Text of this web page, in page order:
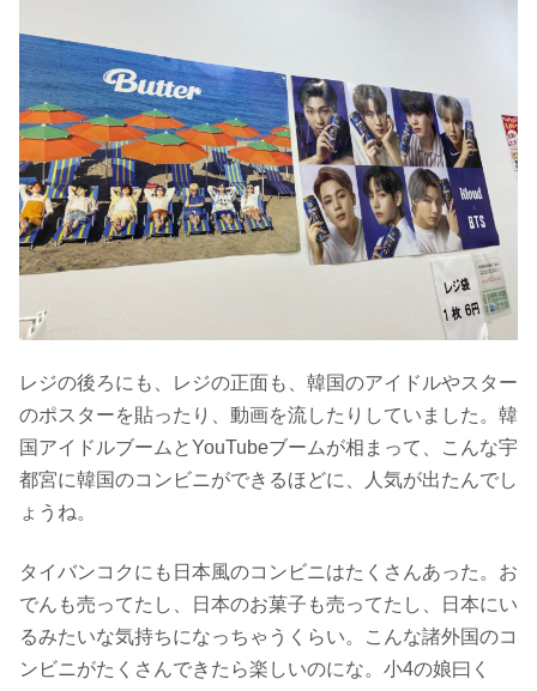
レジの後ろにも、レジの正面も、韓国のアイドルやスター
のポスターを貼ったり、動画を流したりしていました。韓
国アイドルブームとYouTubeブームが相まって、こんな宇
都宮に韓国のコンビニができるほどに、人気が出たんでし
ょうね。
タイバンコクにも日本風のコンビニはたくさんあった。お
でんも売ってたし、日本のお菓子も売ってたし、日本にい
るみたいな気持ちになっちゃうくらい。こんな諸外国のコ
ンビニがたくさんできたら楽しいのにな。小4の娘曰く